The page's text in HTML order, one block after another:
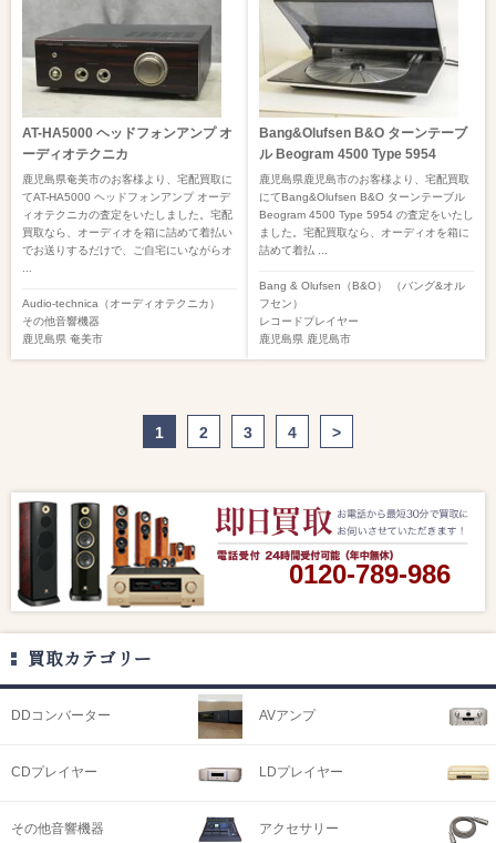
AT-HA5000 ヘッドフォンアンプ オ
ーディオテクニカ
鹿児島県奄美市のお客様より、宅配買取に
てAT-HA5000 ヘッドフォンアンプ オーデ
ィオテクニカの査定をいたしました。宅配
買取なら、オーディオを箱に詰めて着払い
でお送りするだけで、ご自宅にいながらオ
Audio-technica（オーディオテクニカ）
その他音響機器
鹿児島県 奄美市
Bang&Olufsen B&O ターンテーブ
ル Beogram 4500 Type 5954
鹿児島県鹿児島市のお客様より、宅配買取
にてBang&Olufsen B&O ターンテーブル
Beogram 4500 Type 5954 の査定をいたし
ました。宅配買取なら、オーディオを箱に
詰めて着払 ...
Bang & Olufsen（B&O） （バング&オル
フセン）
レコードプレイヤー
鹿児島県 鹿児島市
1 2 3 4 >
0120-789-986
買取カテゴリー
DDコンバーター AVアンプ
CDプレイヤー LDプレイヤー
その他音響機器 アクセサリー